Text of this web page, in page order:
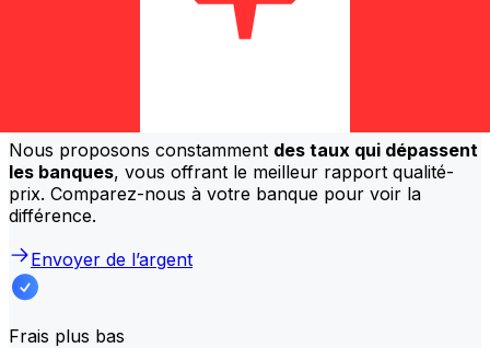
Nous proposons constamment des taux qui dépassent
les banques, vous offrant le meilleur rapport qualité-
prix. Comparez-nous à votre banque pour voir la
différence.
Envoyer de l’argent
Frais plus bas